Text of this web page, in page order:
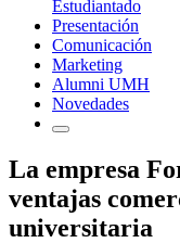
Estudiantado
Presentación
Comunicación
Marketing
Alumni UMH
Novedades
La empresa
ventajas
universitaria